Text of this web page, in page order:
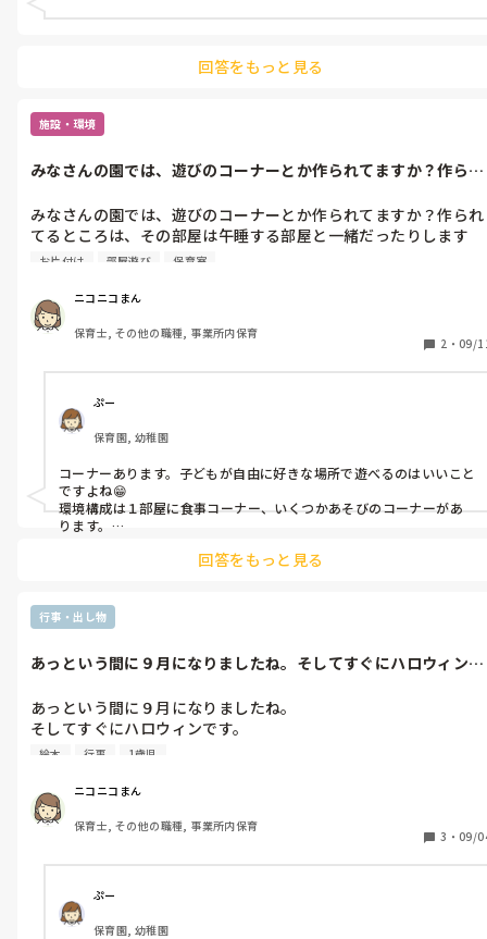
回答をもっと見る
施設・環境
みなさんの園では、遊びのコーナーとか作られてますか？作られ
みなさんの園では、遊びのコーナーとか作られてますか？作られ
てるところは、その部屋は午睡する部屋と一緒だったりします
か？
でも必要だと思う先生が増えてきたので、コーナーを作ろうとい
うことになってきてるのですが、今は朝出勤したらコーナーを作
って、自由遊びが終わったら片付けるという感じです。
コーナーをきちんと作られてる園では、食事する部屋、午睡する
部屋というのはどう使われているのかなぁと思い、質問させてい
ただきました。
お片付け 部屋遊び 保育室
ニコニコまん
保育士, その他の職種, 事業所内保育
2 ・ 09/
ぷー
保育園, 幼稚園
コーナーあります。子どもが自由に好きな場所で遊べるのはいいこと
ですよね😁
環境構成は１部屋に食事コーナー、いくつかあそびのコーナーがあ
ります。
※こどもが遊んでいない場所から敷いていく。
で、お絵かきや製作をするときに利用してます。
して、食事の時に出すでいい思います。一つだけ出して、あとは直し
てますね。
食事コーナー
※子どもの座る向き→あそびコーナーを背にして座る（あそびコー
ナーの方を向いて食べると食事に集中できないため）
回答をもっと見る
行事・出し物
あっという間に９月になりましたね。そしてすぐにハロウィンで
あっという間に９月になりましたね。
そしてすぐにハロウィンです。
先生の出し物ってどんなことをされてますか？
マジックしてくれたのですが。
どんなことして盛り上げてったら楽しんで
もらえるかなぁと考えています。
教えてください😊
絵本 行事 1歳児
ニコニコまん
保育士, その他の職種, 事業所内保育
3 ・ 09/
ぷー
保育園, 幼稚園